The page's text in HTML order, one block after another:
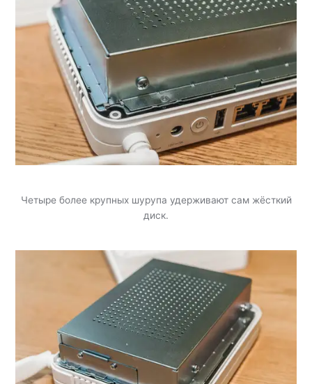
Четыре более крупных шурупа удерживают сам жёсткий
диск.